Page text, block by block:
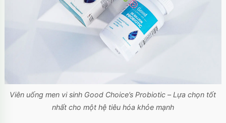
Viên uống men vi sinh Good Choice’s Probiotic – Lựa chọn tốt
nhất cho một hệ tiêu hóa khỏe mạnh